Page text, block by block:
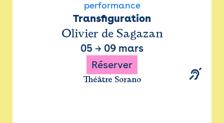
performance
Transfiguration
Olivier de Sagazan
05 → 09 mars
Réserver
Théâtre Sorano